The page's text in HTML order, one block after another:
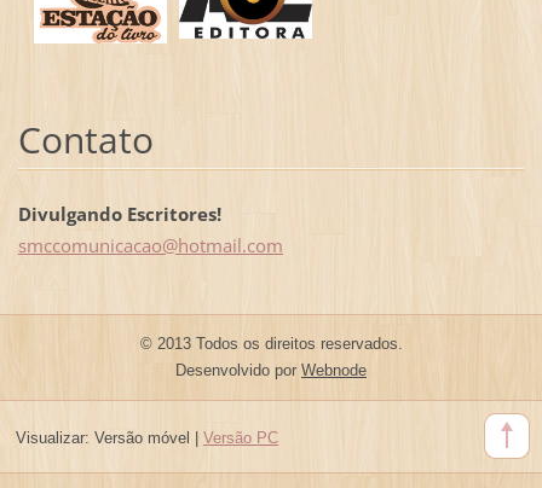
Contato
Divulgando Escritores!
smccomunicacao@hotmail.com
© 2013 Todos os direitos reservados.
Desenvolvido por Webnode
Visualizar: Versão móvel Versão PC